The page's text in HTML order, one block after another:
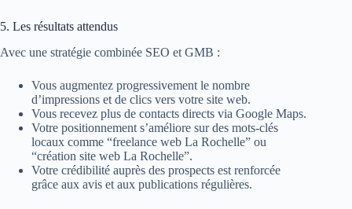
5. Les résultats attendus
Avec une stratégie combinée SEO et GMB :
Vous augmentez progressivement le nombre
d’impressions et de clics vers votre site web.
Vous recevez plus de contacts directs via Google Maps.
Votre positionnement s’améliore sur des mots-clés
locaux comme “freelance web La Rochelle” ou
“création site web La Rochelle”.
Votre crédibilité auprès des prospects est renforcée
grâce aux avis et aux publications régulières.